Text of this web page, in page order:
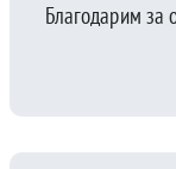
Благодарим за